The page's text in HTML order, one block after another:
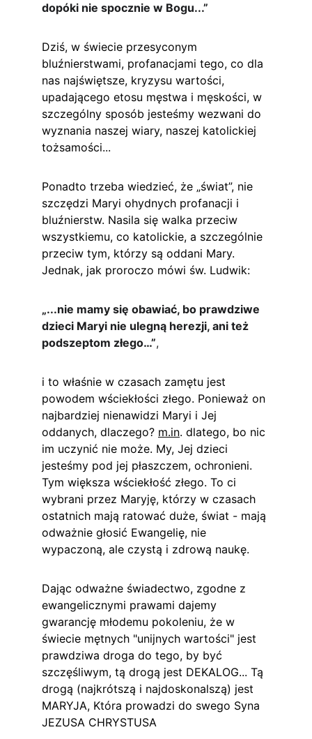
dopóki nie spocznie w Bogu...”
Dziś, w świecie przesyconym
bluźnierstwami, profanacjami tego, co dla
nas najświętsze, kryzysu wartości,
upadającego etosu męstwa i męskości, w
szczególny sposób jesteśmy wezwani do
wyznania naszej wiary, naszej katolickiej
tożsamości...
Ponadto trzeba wiedzieć, że „świat”, nie
szczędzi Maryi ohydnych profanacji i
bluźnierstw. Nasila się walka przeciw
wszystkiemu, co katolickie, a szczególnie
przeciw tym, którzy są oddani Mary.
Jednak, jak proroczo mówi św. Ludwik:
„...nie mamy się obawiać, bo prawdziwe
dzieci Maryi nie ulegną herezji, ani też
podszeptom złego…”,
i to właśnie w czasach zamętu jest
powodem wściekłości złego. Ponieważ on
najbardziej nienawidzi Maryi i Jej
oddanych, dlaczego? m.in. dlatego, bo nic
im uczynić nie może. My, Jej dzieci
jesteśmy pod jej płaszczem, ochronieni.
Tym większa wściekłość złego. To ci
wybrani przez Maryję, którzy w czasach
ostatnich mają ratować duże, świat - mają
odważnie głosić Ewangelię, nie
wypaczoną, ale czystą i zdrową naukę.
Dając odważne świadectwo, zgodne z
ewangelicznymi prawami dajemy
gwarancję młodemu pokoleniu, że w
świecie mętnych "unijnych wartości" jest
prawdziwa droga do tego, by być
szczęśliwym, tą drogą jest DEKALOG... Tą
drogą (najkrótszą i najdoskonalszą) jest
MARYJA, Która prowadzi do swego Syna
JEZUSA CHRYSTUSA